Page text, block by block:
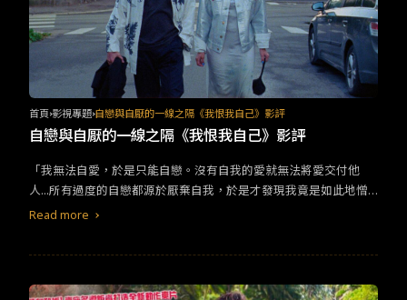
選擇將二人同時置於鏡頭中，剝除對話者（間）視點的主觀性，構
成一種平等的對稱，以及AV片的攝影過程，工作人員被慾望勾引卻
仍是得堅守崗位，以工作的形式固定在特定的位置中，皆是通過反
諷表達對於這個產業的批判、也是對男性霸權、女性淪為消費產品
的思索。消解掉色情本身意謂，在「所指」中起到的即是隱喻與象
徵，傳達身為創作者自己的價值判斷。
首頁 影視專題 自戀與自厭的一線之隔《我恨我自己》影評
自戀與自厭的一線之隔《我恨我自己》影評
「我無法自愛，於是只能自戀。沒有自我的愛就無法將愛交付他
人...所有過度的自戀都源於厭棄自我，於是才發現我竟是如此地憎
恨我自己…。」 本片藏在生理摧殘外衣之下的心理驚悚事件的背
她總能把自己看作受害者或英雄，而其他人皆是崇拜她的公眾。她
Read more